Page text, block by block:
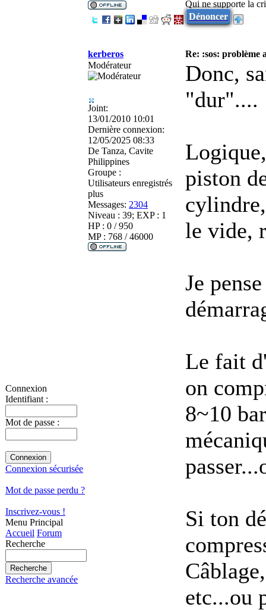
Connexion
Identifiant :
Mot de passe :
Connexion sécurisée
Mot de passe perdu ?
Inscrivez-vous !
Menu Principal
Accueil Forum
Recherche
Recherche avancée
Qui ne supporte la
Dénoncer
kerberos
Re: :sos: problème
Modérateur
Joint:
13/01/2010 10:01
Dernière connexion:
12/05/2025 08:33
De Tanza, Cavite
Philippines
Groupe :
Utilisateurs enregistrés
plus
Messages: 2304
Niveau : 39; EXP : 1
HP : 0 / 950
MP : 768 / 46000
Donc,
"dur"....
piston
le vide,
Je
Le fait
on
8~10
Si ton
etc...ou